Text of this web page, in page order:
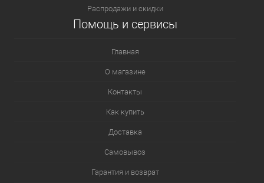
Распродажи и скидки
Помощь и сервисы
Главная
О магазине
Контакты
Как купить
Доставка
Самовывоз
Гарантия и возврат